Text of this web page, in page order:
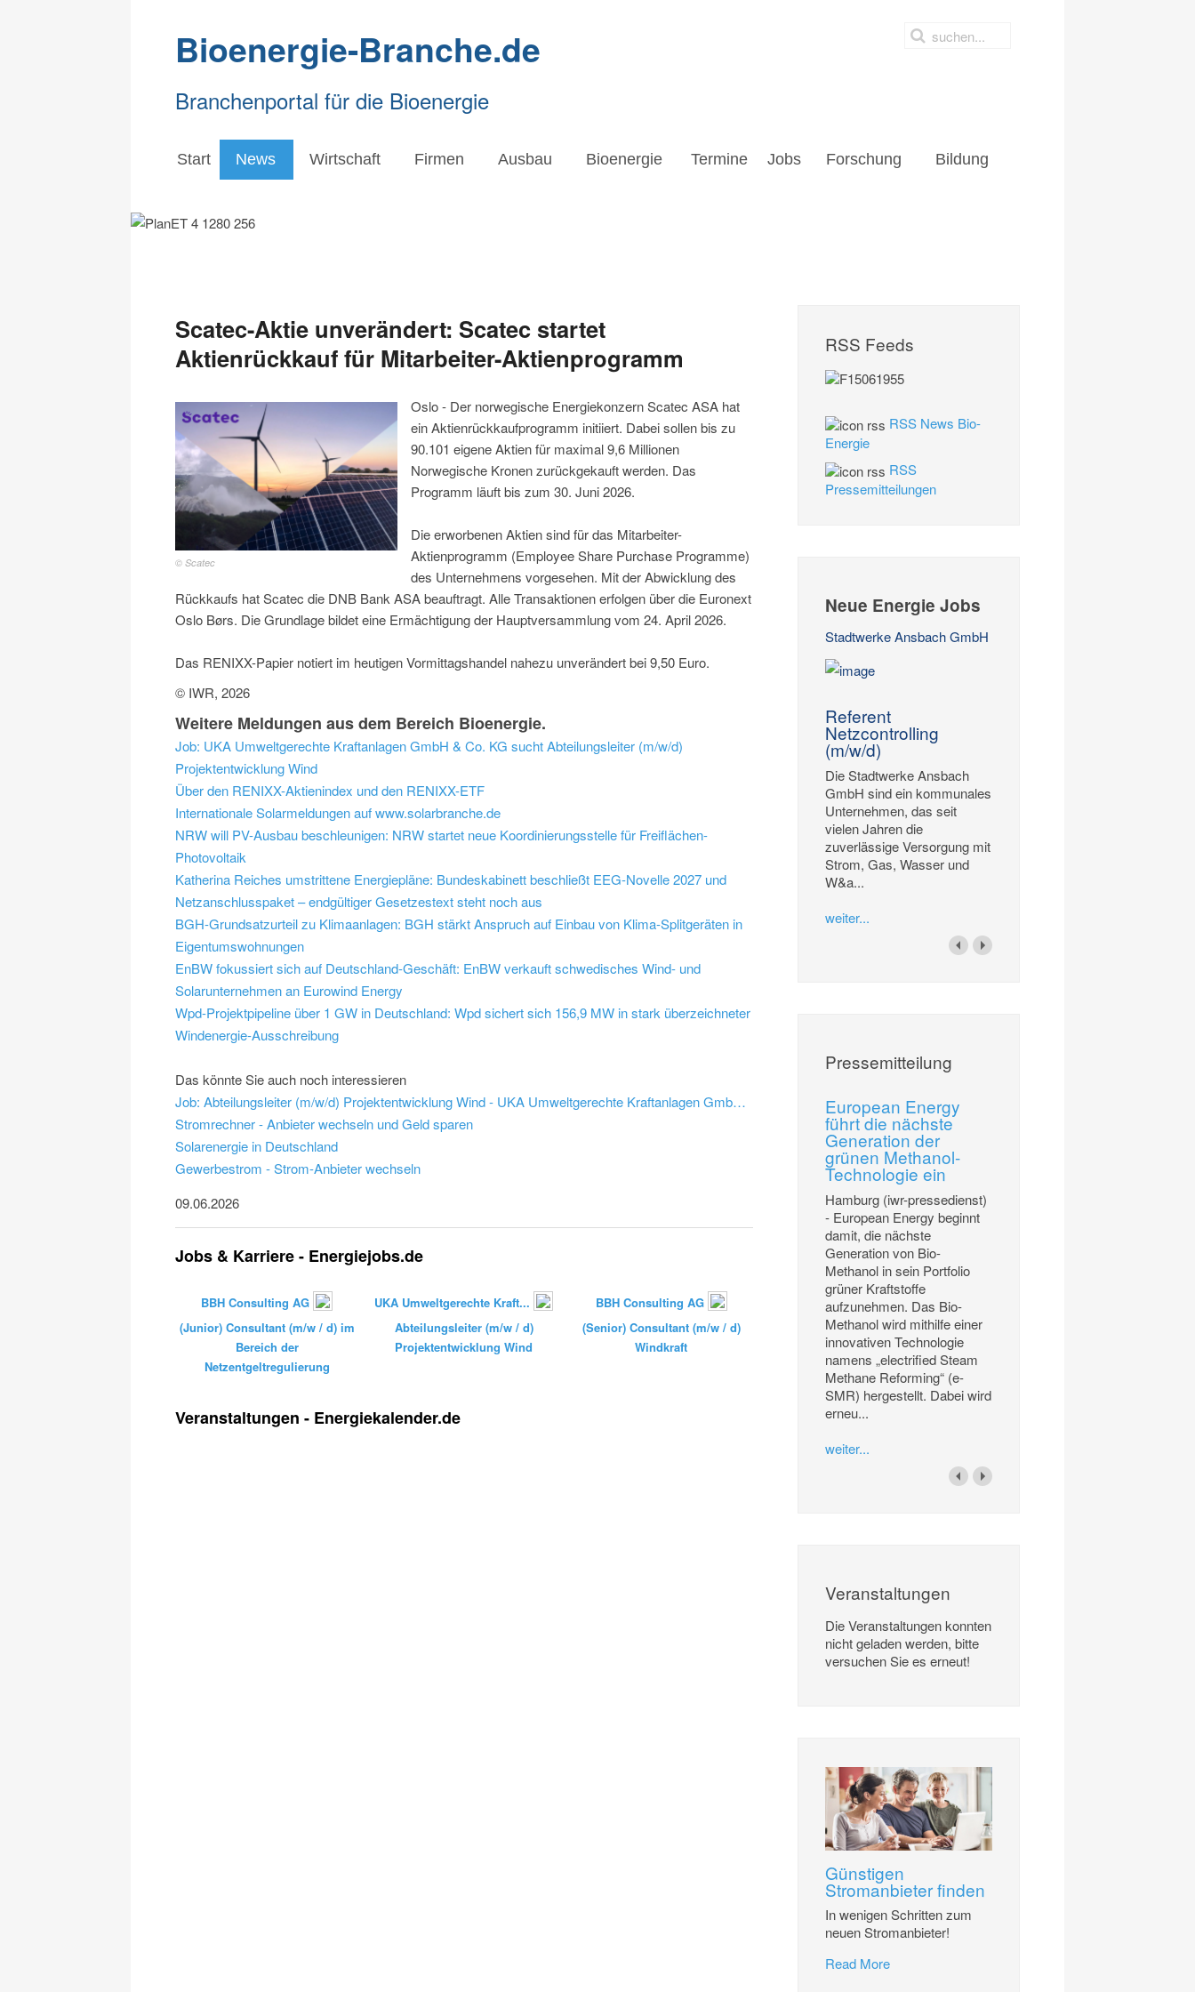
Bioenergie-Branche.de
Branchenportal für die Bioenergie
Start News Wirtschaft Firmen Ausbau Bioenergie Termine Jobs Forschung Bildung
Scatec-Aktie unverändert: Scatec startet
Aktienrückkauf für Mitarbeiter-Aktienprogramm
© Scatec
Oslo - Der norwegische Energiekonzern Scatec ASA hat
ein Aktienrückkaufprogramm initiiert. Dabei sollen bis zu
90.101 eigene Aktien für maximal 9,6 Millionen
Norwegische Kronen zurückgekauft werden. Das
Programm läuft bis zum 30. Juni 2026.
Die erworbenen Aktien sind für das Mitarbeiter-
Aktienprogramm (Employee Share Purchase Programme)
des Unternehmens vorgesehen. Mit der Abwicklung des
Rückkaufs hat Scatec die DNB Bank ASA beauftragt. Alle Transaktionen erfolgen über die Euronext
Oslo Børs. Die Grundlage bildet eine Ermächtigung der Hauptversammlung vom 24. April 2026.
Das RENIXX-Papier notiert im heutigen Vormittagshandel nahezu unverändert bei 9,50 Euro.
© IWR, 2026
Weitere Meldungen aus dem Bereich Bioenergie.
Job: UKA Umweltgerechte Kraftanlagen GmbH & Co. KG sucht Abteilungsleiter (m/w/d)
Projektentwicklung Wind
Über den RENIXX-Aktienindex und den RENIXX-ETF
Internationale Solarmeldungen auf www.solarbranche.de
NRW will PV-Ausbau beschleunigen: NRW startet neue Koordinierungsstelle für Freiflächen-
Photovoltaik
Katherina Reiches umstrittene Energiepläne: Bundeskabinett beschließt EEG-Novelle 2027 und
Netzanschlusspaket – endgültiger Gesetzestext steht noch aus
BGH-Grundsatzurteil zu Klimaanlagen: BGH stärkt Anspruch auf Einbau von Klima-Splitgeräten in
Eigentumswohnungen
EnBW fokussiert sich auf Deutschland-Geschäft: EnBW verkauft schwedisches Wind- und
Solarunternehmen an Eurowind Energy
Wpd-Projektpipeline über 1 GW in Deutschland: Wpd sichert sich 156,9 MW in stark überzeichneter
Windenergie-Ausschreibung
Das könnte Sie auch noch interessieren
Job: Abteilungsleiter (m/w/d) Projektentwicklung Wind - UKA Umweltgerechte Kraftanlagen GmbH & Co. KG
Stromrechner - Anbieter wechseln und Geld sparen
Solarenergie in Deutschland
Gewerbestrom - Strom-Anbieter wechseln
09.06.2026
Jobs & Karriere - Energiejobs.de
BBH Consulting AG
(Junior) Consultant (m/w / d) im
Bereich der
Netzentgeltregulierung
UKA Umweltgerechte Kraft...
Abteilungsleiter (m/w / d)
Projektentwicklung Wind
BBH Consulting AG
(Senior) Consultant (m/w / d)
Windkraft
Veranstaltungen - Energiekalender.de
RSS Feeds
RSS News Bio-
Energie
RSS
Pressemitteilungen
Neue Energie Jobs
Stadtwerke Ansbach GmbH
Referent
Netzcontrolling
(m/w/d)
Die Stadtwerke Ansbach
GmbH sind ein kommunales
Unternehmen, das seit
vielen Jahren die
zuverlässige Versorgung mit
Strom, Gas, Wasser und
W&a...
weiter...
Pressemitteilung
European Energy
führt die nächste
Generation der
grünen Methanol-
Technologie ein
Hamburg (iwr-pressedienst)
- European Energy beginnt
damit, die nächste
Generation von Bio-
Methanol in sein Portfolio
grüner Kraftstoffe
aufzunehmen. Das Bio-
Methanol wird mithilfe einer
innovativen Technologie
namens „electrified Steam
Methane Reforming“ (e-
SMR) hergestellt. Dabei wird
erneu...
weiter...
Veranstaltungen
Die Veranstaltungen konnten
nicht geladen werden, bitte
versuchen Sie es erneut!
Günstigen
Stromanbieter finden
In wenigen Schritten zum
neuen Stromanbieter!
Read More